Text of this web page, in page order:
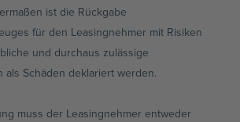
ist die Rückgabe
für den Leasingnehmer mit Risiken
und durchaus zulässige
als Schäden deklariert werden.
muss der Leasingnehmer entweder